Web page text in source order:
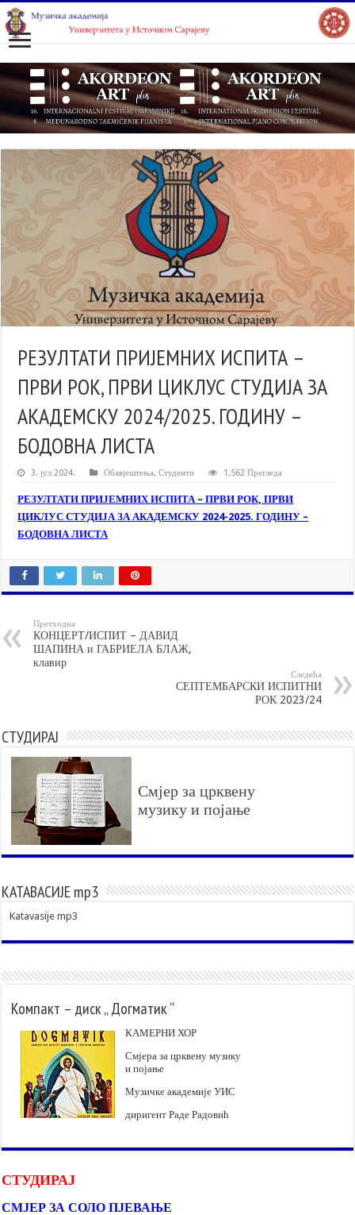
РЕЗУЛТАТИ ПРИЈЕМНИХ ИСПИТА –
ПРВИ РОК, ПРВИ ЦИКЛУС СТУДИЈА ЗА
АКАДЕМСКУ 2024/2025. ГОДИНУ –
БОДОВНА ЛИСТА
3. јул 2024. Обавјештења,Студенти 1,562 Прегледа
РЕЗУЛТАТИ ПРИЈЕМНИХ ИСПИТА – ПРВИ РОК, ПРВИ
ЦИКЛУС СТУДИЈА ЗА АКАДЕМСКУ 2024-2025. ГОДИНУ –
БОДОВНА ЛИСТА
Претходна
КОНЦЕРТ/ИСПИТ – ДАВИД
ШАПИНА и ГАБРИЕЛА БЛАЖ,
клавир
Следећа
СЕПТЕМБАРСКИ ИСПИТНИ
РОК 2023/24
СТУДИРАЈ
Смјер за црквену
музику и појање
КАТАВАСИЈЕ mp3
Katavasije mp3
Компакт – диск „ Догматик “
КАМЕРНИ ХОР
Смјера за црквену музику
и појање
Музичке академије УИС
диригент Раде Радовић
СТУДИРАЈ
СМЈЕР ЗА СОЛО ПЈЕВАЊЕ